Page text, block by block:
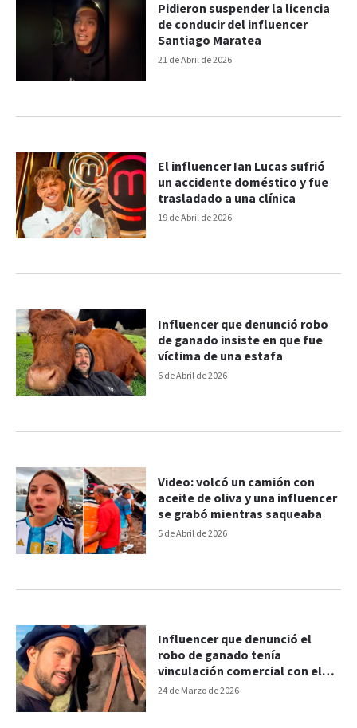
21 de Abril de 2026
Pidieron suspender la licencia
de conducir del influencer
Santiago Maratea
19 de Abril de 2026
El influencer Ian Lucas sufrió
un accidente doméstico y fue
trasladado a una clínica
6 de Abril de 2026
Influencer que denunció robo
de ganado insiste en que fue
víctima de una estafa
5 de Abril de 2026
Video: volcó un camión con
aceite de oliva y una influencer
se grabó mientras saqueaba
24 de Marzo de 2026
Influencer que denunció el
robo de ganado tenía
vinculación comercial con el
acusado